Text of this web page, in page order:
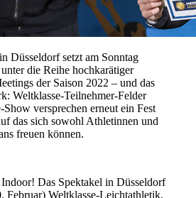
Düsseldorf setzt am Sonntag
die Reihe hochkarätiger
der Saison 2022 – und das
Weltklasse-Teilnehmer-Felder
Show versprechen erneut ein Fest
das sich sowohl Athletinnen und
freuen können.
Das Spektakel in Düsseldorf
Februar) Weltklasse-Leichtathletik,